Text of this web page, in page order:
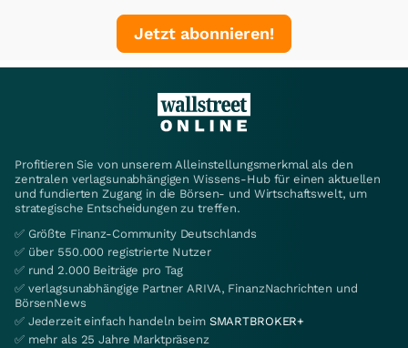
Jetzt abonnieren!
Profitieren Sie von unserem Alleinstellungsmerkmal als den
zentralen verlagsunabhängigen Wissens-Hub für einen aktuellen
und fundierten Zugang in die Börsen- und Wirtschaftswelt, um
strategische Entscheidungen zu treffen.
✅ Größte Finanz-Community Deutschlands
✅ über 550.000 registrierte Nutzer
✅ rund 2.000 Beiträge pro Tag
✅ verlagsunabhängige Partner ARIVA, FinanzNachrichten und
BörsenNews
✅ Jederzeit einfach handeln beim SMARTBROKER+
✅ mehr als 25 Jahre Marktpräsenz